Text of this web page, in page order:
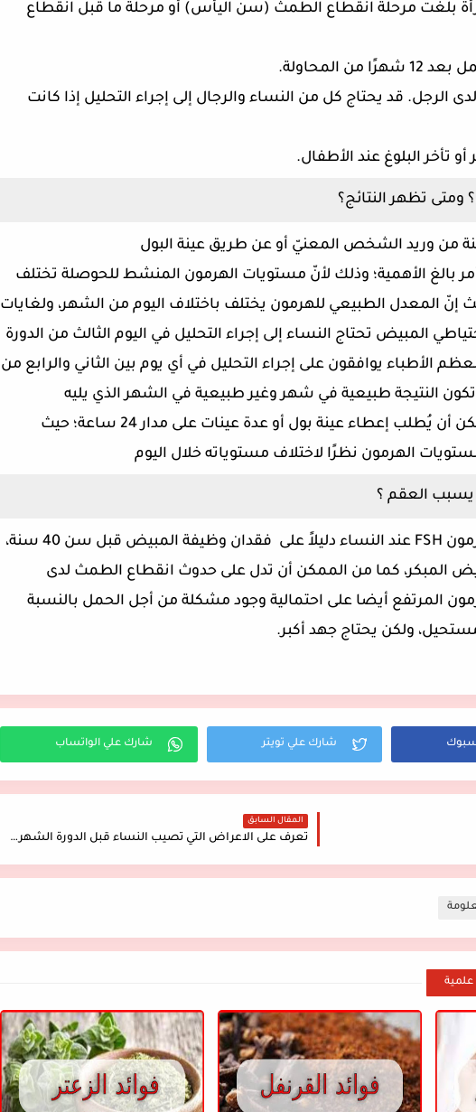
بلغت مرحلة انقطاع الطمث (سن اليأس) أو مرحلة ما قبل انقطاع
المحاولة.
الرجل. قد يحتاج كل من النساء والرجال إلى إجراء التحليل إذا كانت
تأخر البلوغ عند الأطفال.
تظهر النتائج؟
أمر بالغ الأهمية؛ وذلك لأنّ مستويات الهرمون المنشط للحوصلة تختلف
إنّ المعدل الطبيعي للهرمون يختلف باختلاف اليوم من الشهر، ولغايات
المبيض تحتاج النساء إلى إجراء التحليل في اليوم الثالث من الدورة
الأطباء يوافقون على إجراء التحليل في أي يوم بين الثاني والرابع من
النتيجة طبيعية في شهر وغير طبيعية في الشهر الذي يليه
ما تحليل البول فمن الممكن أن يُطلب إعطاء عينة بول أو عدة عينات على مدار 24 ساعة؛ حيث
الهرمون نظرًا لاختلاف مستوياته خلال اليوم
قد تعني القيم العالية لهرمون FSH عند النساء دليلاً على فقدان وظيفة المبيض قبل سن 40 سنة،
المبكر، كما من الممكن أن تدل على حدوث انقطاع الطمث لدى
المرتفع أيضا على احتمالية وجود مشكلة من أجل الحمل بالنسبة
ولكن يحتاج جهد أكبر.
المقال السابق
تعرف على الاعراض التي تصيب النساء قبل الدورة الشهرية